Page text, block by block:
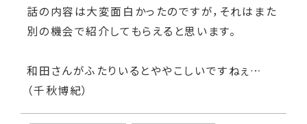
話の内容は大変面白かったのですが，それはまた
別の機会で紹介してもらえると思います。
和田さんがふたりいるとややこしいですねぇ…
（千秋博紀）